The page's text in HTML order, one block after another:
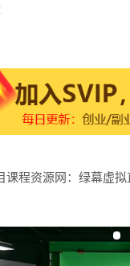
课程资源网：绿幕虚